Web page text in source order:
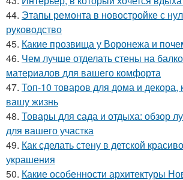
44. Этапы ремонта в новостройке с
руководство
45. Какие прозвища у Воронежа и
46. Чем лучше отделать стены на
материалов для вашего комфорта
47. Топ-10 товаров для дома и декора,
вашу жизнь
48. Товары для сада и отдыха: обзор
для вашего участка
49. Как сделать стену в детской
украшения
50. Какие особенности архитектуры